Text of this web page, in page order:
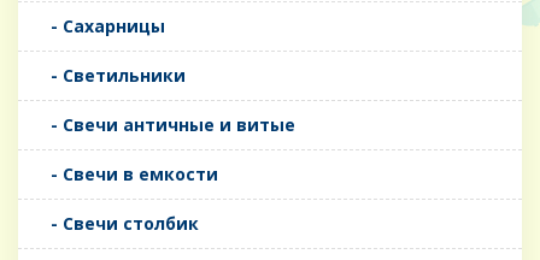
- Сахарницы
- Светильники
- Свечи античные и витые
- Свечи в емкости
- Свечи столбик